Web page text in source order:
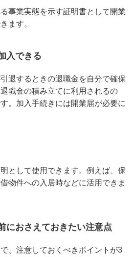
事業実態を示す証明書として開業
ます。
入できる
退するときの退職金を自分で確保
職金の積み立てに利用されるの
。加入手続きには開業届が必要に
として使用できます。例えば、保
物件への入居時などに活用できま
におさえておきたい注意点
、注意しておくべきポイントが3